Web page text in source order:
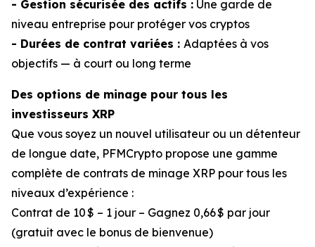
- Gestion sécurisée des actifs : Une garde de
niveau entreprise pour protéger vos cryptos
- Durées de contrat variées : Adaptées à vos
objectifs — à court ou long terme
Des options de minage pour tous les
investisseurs XRP
Que vous soyez un nouvel utilisateur ou un détenteur
de longue date, PFMCrypto propose une gamme
complète de contrats de minage XRP pour tous les
niveaux d’expérience :
Contrat de 10 $ – 1 jour – Gagnez 0,66 $ par jour
(gratuit avec le bonus de bienvenue)